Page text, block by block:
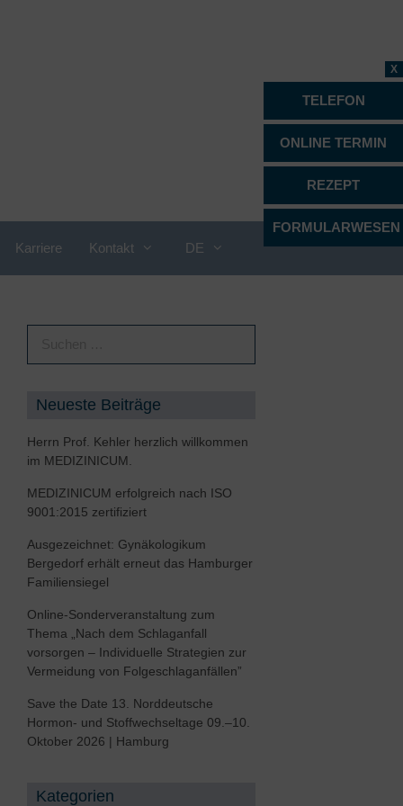
Rückenzentrum
Seltene Erkrankungen
Sexualmedizin
Sportmedizin, Sportkardiologie
Urologie
Viszeralchirurgie
Karriere Kontakt DE
Neueste Beiträge
Herrn Prof. Kehler herzlich willkommen
im MEDIZINICUM.
MEDIZINICUM erfolgreich nach ISO
9001:2015 zertifiziert
Ausgezeichnet: Gynäkologikum
Bergedorf erhält erneut das Hamburger
Familiensiegel
Online-Sonderveranstaltung zum
Thema „Nach dem Schlaganfall
vorsorgen – Individuelle Strategien zur
Vermeidung von Folgeschlaganfällen”
Save the Date 13. Norddeutsche
Hormon- und Stoffwechseltage 09.–10.
Oktober 2026 | Hamburg
Kategorien
X
TELEFON
ONLINE TERMIN
REZEPT
FORMULARWESEN